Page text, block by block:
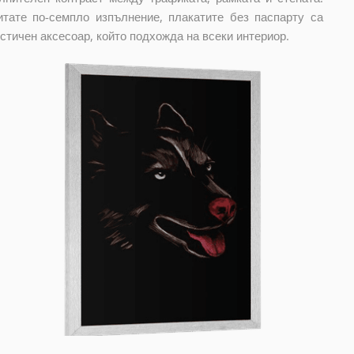
по-семпло изпълнение, плакатите без паспарту са
аксесоар, който подхожда на всеки интериор.